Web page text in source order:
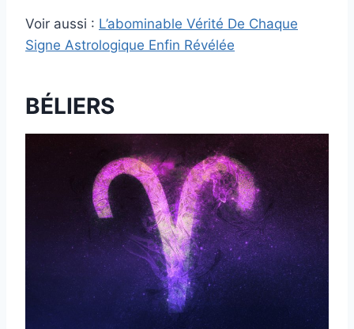
Voir aussi : L’abominable Vérité De Chaque
Signe Astrologique Enfin Révélée
BÉLIERS